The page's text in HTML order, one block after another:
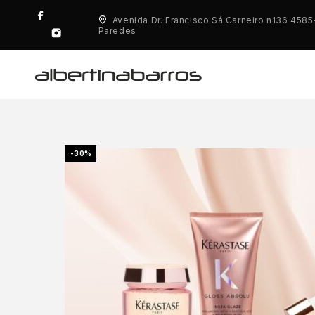
Avenida Dr. Francisco Sá Carneiro n136
Paredes
-30%